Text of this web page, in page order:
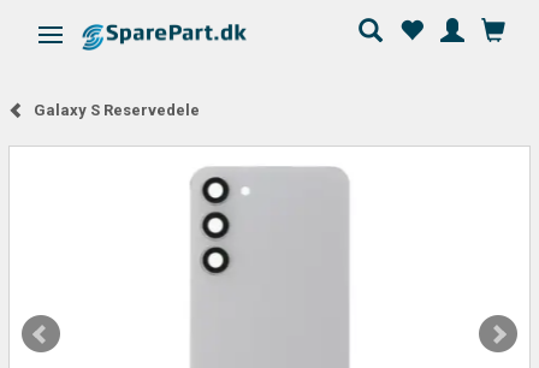
Skifte navigation
Galaxy S Reservedele